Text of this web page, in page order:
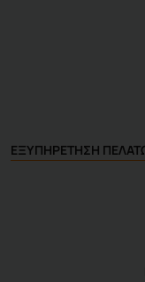
ΕΞΥΠΗΡΕΤΗΣΗ